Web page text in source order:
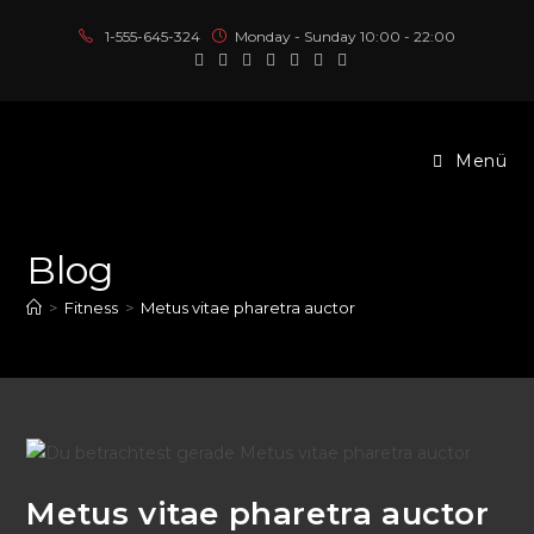
1-555-645-324 Monday - Sunday 10:00 - 22:00
Menü
Blog
> Fitness > Metus vitae pharetra auctor
Metus vitae pharetra auctor